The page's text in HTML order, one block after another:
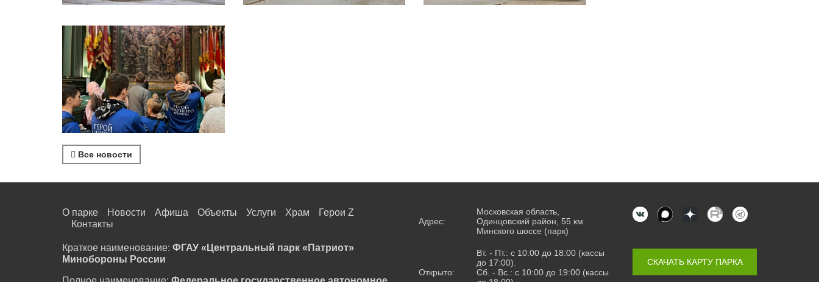
Все новости
О парке Новости Афиша Объекты Услуги Храм
Герои Z
Контакты
Краткое наименование: ФГАУ «Центральный парк «Патриот»
Минобороны России
Адрес:
Московская область,
Одинцовский район, 55 км
Минского шоссе (парк)
Открыто:
Вт. - Пт.: с 10:00 до 18:00 (кассы
до 17:00).
Сб. - Вс.: с 10:00 до 19:00 (кассы
СКАЧАТЬ КАРТУ ПАРКА